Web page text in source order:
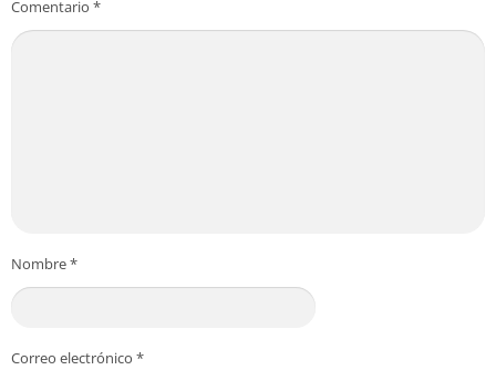
Comentario *
Nombre*
Correo electrónico *